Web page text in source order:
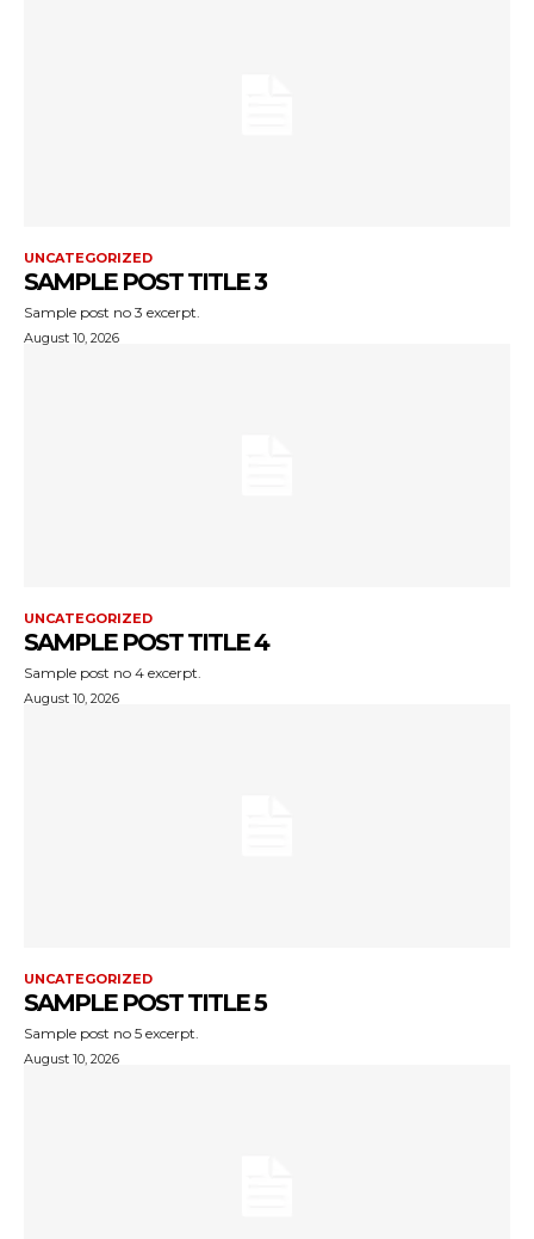
UNCATEGORIZED
SAMPLE POST TITLE 3
Sample post no 3 excerpt.
August 10, 2026
UNCATEGORIZED
SAMPLE POST TITLE 4
Sample post no 4 excerpt.
August 10, 2026
UNCATEGORIZED
SAMPLE POST TITLE 5
Sample post no 5 excerpt.
August 10, 2026